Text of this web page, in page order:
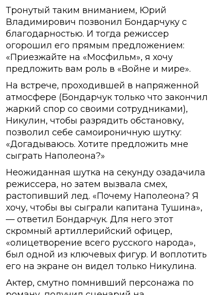
Тронутый таким вниманием, Юрий
Владимирович позвонил Бондарчуку с
благодарностью. И тогда режиссер
огорошил его прямым предложением:
«Приезжайте на «Мосфильм», я хочу
предложить вам роль в «Войне и мире».
На встрече, проходившей в напряженной
атмосфере (Бондарчук только что закончил
жаркий спор со своими сотрудниками),
Никулин, чтобы разрядить обстановку,
позволил себе самоироничную шутку:
«Догадываюсь. Хотите предложить мне
сыграть Наполеона?»
Неожиданная шутка на секунду озадачила
режиссера, но затем вызвала смех,
растопивший лед. «Почему Наполеона? Я
хочу, чтобы вы сыграли капитана Тушина»,
— ответил Бондарчук. Для него этот
скромный артиллерийский офицер,
«олицетворение всего русского народа»,
был одной из ключевых фигур. И воплотить
его на экране он видел только Никулина.
Актер, смутно помнивший персонажа по